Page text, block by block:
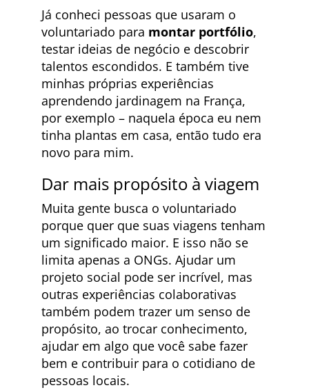
Já conheci pessoas que usaram o
voluntariado para montar portfólio,
testar ideias de negócio e descobrir
talentos escondidos. E também tive
minhas próprias experiências
aprendendo jardinagem na França,
por exemplo – naquela época eu nem
tinha plantas em casa, então tudo era
novo para mim.
Dar mais propósito à viagem
Muita gente busca o voluntariado
porque quer que suas viagens tenham
um significado maior. E isso não se
limita apenas a ONGs. Ajudar um
projeto social pode ser incrível, mas
outras experiências colaborativas
também podem trazer um senso de
propósito, ao trocar conhecimento,
ajudar em algo que você sabe fazer
bem e contribuir para o cotidiano de
pessoas locais.